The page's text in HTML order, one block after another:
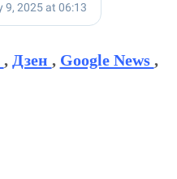
, Дзен , Google News ,